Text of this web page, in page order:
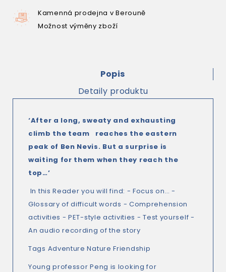
Kamenná prodejna v Berouně
Možnost výměny zboží
Popis
Detaily produktu
‘After a long, sweaty and exhausting
climb the team reaches the eastern
peak of Ben Nevis. But a surprise is
waiting for them when they reach the
top…’
In this Reader you will find: - Focus on… -
Glossary of difficult words - Comprehension
activities - PET-style activities - Test yourself -
An audio recording of the story
Tags Adventure Nature Friendship
Young professor Peng is looking for